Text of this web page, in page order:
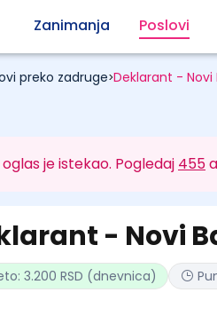
Zanimanja Poslovi
preko zadruge>Deklarant - Novi
je istekao. Pogledaj 455
- Novi
3.200 RSD (dnevnica)